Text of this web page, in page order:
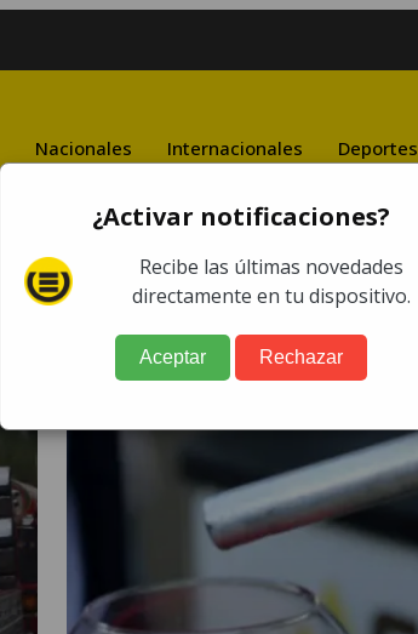
Nacionales Internacionales Deportes
¿Activar notificaciones?
Recibe las últimas novedades
directamente en tu dispositivo.
Aceptar Rechazar